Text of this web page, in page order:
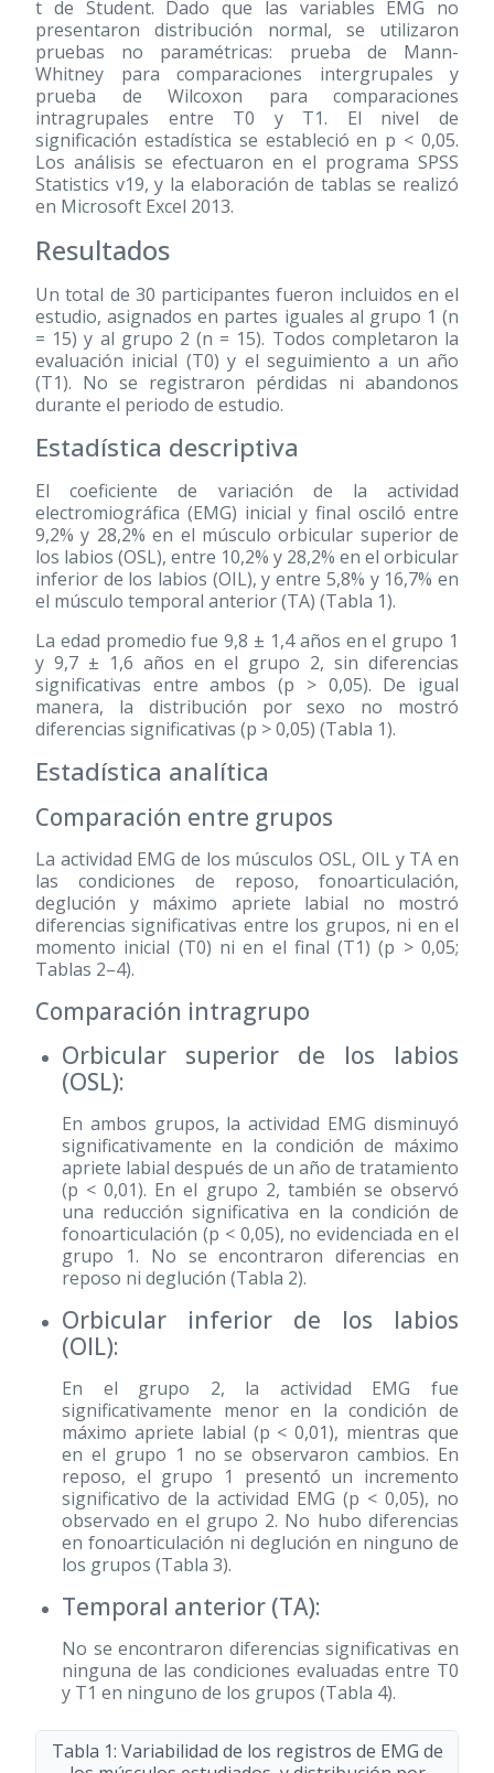
t de Student. Dado que las variables EMG no
presentaron distribución normal, se utilizaron
pruebas no paramétricas: prueba de Mann-
Whitney para comparaciones intergrupales y
prueba de Wilcoxon para comparaciones
intragrupales entre T0 y T1. El nivel de
significación estadística se estableció en p < 0,05.
Los análisis se efectuaron en el programa SPSS
Statistics v19, y la elaboración de tablas se realizó
en Microsoft Excel 2013.
Resultados
Un total de 30 participantes fueron incluidos en el
estudio, asignados en partes iguales al grupo 1 (n
= 15) y al grupo 2 (n = 15). Todos completaron la
evaluación inicial (T0) y el seguimiento a un año
(T1). No se registraron pérdidas ni abandonos
durante el periodo de estudio.
Estadística descriptiva
El coeficiente de variación de la actividad
electromiográfica (EMG) inicial y final osciló entre
9,2% y 28,2% en el músculo orbicular superior de
los labios (OSL), entre 10,2% y 28,2% en el orbicular
inferior de los labios (OIL), y entre 5,8% y 16,7% en
el músculo temporal anterior (TA) (Tabla 1).
La edad promedio fue 9,8 ± 1,4 años en el grupo 1
y 9,7 ± 1,6 años en el grupo 2, sin diferencias
significativas entre ambos (p > 0,05). De igual
manera, la distribución por sexo no mostró
diferencias significativas (p > 0,05) (Tabla 1).
Estadística analítica
Comparación entre grupos
La actividad EMG de los músculos OSL, OIL y TA en
las condiciones de reposo, fonoarticulación,
deglución y máximo apriete labial no mostró
diferencias significativas entre los grupos, ni en el
momento inicial (T0) ni en el final (T1) (p > 0,05;
Tablas 2–4).
Comparación intragrupo
Orbicular superior de los labios
(OSL):
En ambos grupos, la actividad EMG disminuyó
significativamente en la condición de máximo
apriete labial después de un año de tratamiento
(p < 0,01). En el grupo 2, también se observó
una reducción significativa en la condición de
fonoarticulación (p < 0,05), no evidenciada en el
grupo 1. No se encontraron diferencias en
reposo ni deglución (Tabla 2).
Orbicular inferior de los labios
(OIL):
En el grupo 2, la actividad EMG fue
significativamente menor en la condición de
máximo apriete labial (p < 0,01), mientras que
en el grupo 1 no se observaron cambios. En
reposo, el grupo 1 presentó un incremento
significativo de la actividad EMG (p < 0,05), no
observado en el grupo 2. No hubo diferencias
en fonoarticulación ni deglución en ninguno de
los grupos (Tabla 3).
Temporal anterior (TA):
No se encontraron diferencias significativas en
ninguna de las condiciones evaluadas entre T0
y T1 en ninguno de los grupos (Tabla 4).
Tabla 1: Variabilidad de los registros de EMG de